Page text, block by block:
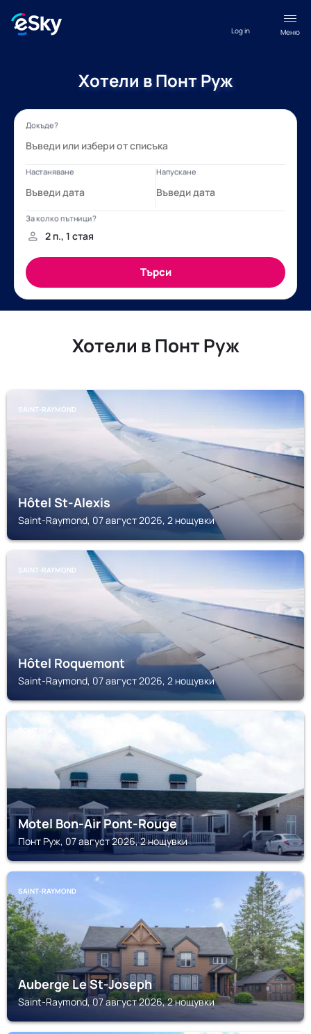
Меню
Log in
Хотели в Понт Руж
Хотели в Понт Руж
SAINT-RAYMOND
Hôtel St-Alexis
Saint-Raymond, 07 август 2026, 2 нощувки
SAINT-RAYMOND
Hôtel Roquemont
Saint-Raymond, 07 август 2026, 2 нощувки
ПОНТ РУЖ
Motel Bon-Air Pont-Rouge
Понт Руж, 07 август 2026, 2 нощувки
SAINT-RAYMOND
Auberge Le St-Joseph
Saint-Raymond, 07 август 2026, 2 нощувки